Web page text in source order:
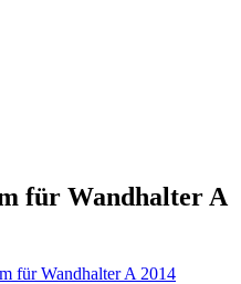
für Wandhalter A